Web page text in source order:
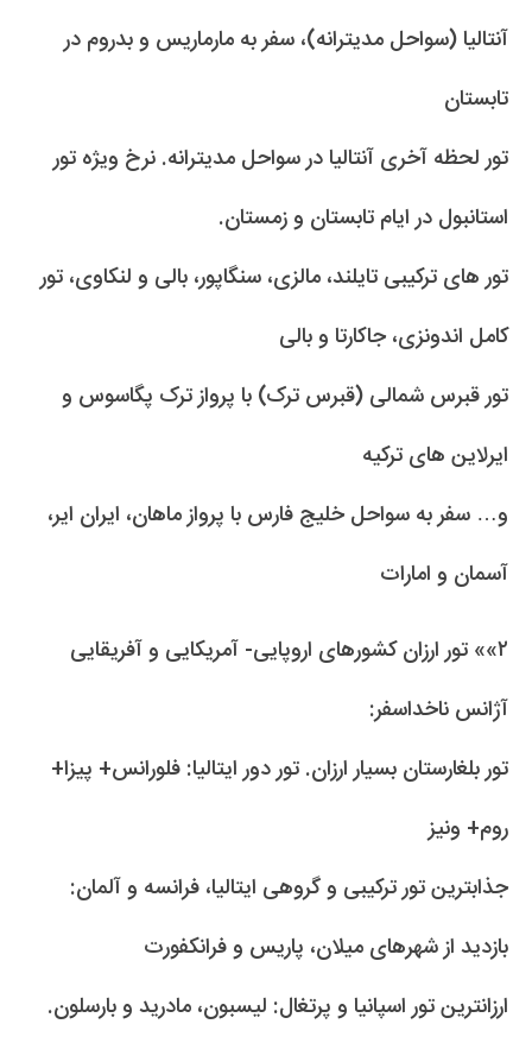
آنتالیا (سواحل مدیترانه)، سفر به مارماریس و بدروم در
تابستان
تور لحظه آخری آنتالیا در سواحل مدیترانه. نرخ ویژه تور
استانبول در ایام تابستان و زمستان.
تور های ترکیبی تایلند، مالزی، سنگاپور، بالی و لنکاوی، تور
کامل اندونزی، جاکارتا و بالی
تور قبرس شمالی (قبرس ترک) با پرواز ترک پگاسوس و
ایرلاین های ترکیه
و… سفر به سواحل خلیج فارس با پرواز ماهان، ایران ایر،
آسمان و امارات
۲»» تور ارزان کشورهای اروپایی- آمریکایی و آفریقایی
آژانس ناخداسفر:
تور بلغارستان بسیار ارزان. تور دور ایتالیا: فلورانس+ پیزا+
روم+ ونیز
جذابترین تور ترکیبی و گروهی ایتالیا، فرانسه و آلمان:
بازدید از شهرهای میلان، پاریس و فرانکفورت
ارزانترین تور اسپانیا و پرتغال: لیسبون، مادرید و بارسلون.